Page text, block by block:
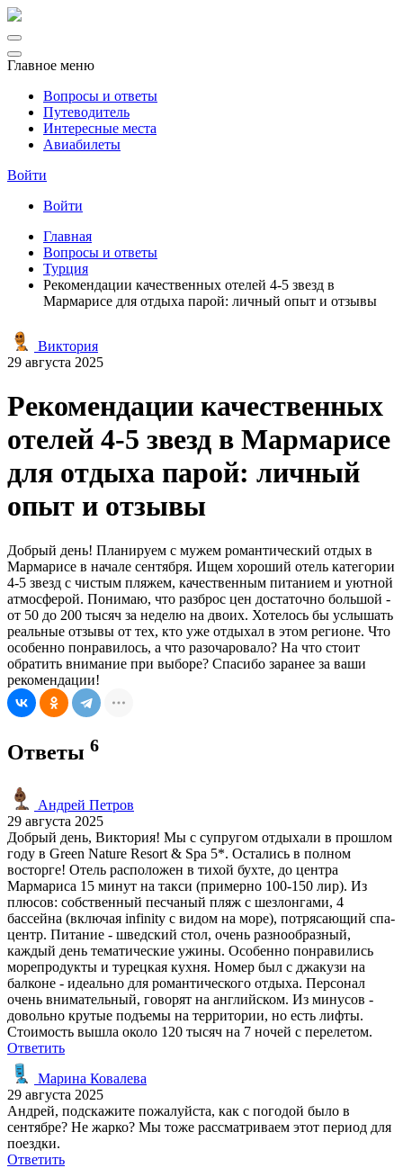
Главное меню
Вопросы и ответы
Путеводитель
Интересные места
Авиабилеты
Войти
Войти
Главная
Вопросы и ответы
Турция
Рекомендации качественных отелей 4-5 звезд в
Мармарисе для отдыха парой: личный опыт и отзывы
Виктория
29 августа 2025
Рекомендации качественных
отелей 4-5 звезд в Мармарисе
для отдыха парой: личный
опыт и отзывы
Добрый день! Планируем с мужем романтический отдых в
Мармарисе в начале сентября. Ищем хороший отель категории
4-5 звезд с чистым пляжем, качественным питанием и уютной
атмосферой. Понимаю, что разброс цен достаточно большой -
от 50 до 200 тысяч за неделю на двоих. Хотелось бы услышать
реальные отзывы от тех, кто уже отдыхал в этом регионе. Что
особенно понравилось, а что разочаровало? На что стоит
обратить внимание при выборе? Спасибо заранее за ваши
рекомендации!
Ответы 6
Андрей Петров
29 августа 2025
Добрый день, Виктория! Мы с супругом отдыхали в прошлом
году в Green Nature Resort & Spa 5*. Остались в полном
восторге! Отель расположен в тихой бухте, до центра
Мармариса 15 минут на такси (примерно 100-150 лир). Из
плюсов: собственный песчаный пляж с шезлонгами, 4
бассейна (включая infinity с видом на море), потрясающий спа-
центр. Питание - шведский стол, очень разнообразный,
каждый день тематические ужины. Особенно понравились
морепродукты и турецкая кухня. Номер был с джакузи на
балконе - идеально для романтического отдыха. Персонал
очень внимательный, говорят на английском. Из минусов -
довольно крутые подъемы на территории, но есть лифты.
Стоимость вышла около 120 тысяч на 7 ночей с перелетом.
Ответить
Марина Ковалева
29 августа 2025
Андрей, подскажите пожалуйста, как с погодой было в
сентябре? Не жарко? Мы тоже рассматриваем этот период для
поездки.
Ответить